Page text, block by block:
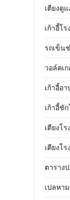
เตียงดู
เก้าอี้โ
รถเข็น
วอล์คเก
เก้าอี้อ
เก้าอี้ชั
เตียงโ
เตียงโ
ตาราง
เปลหา